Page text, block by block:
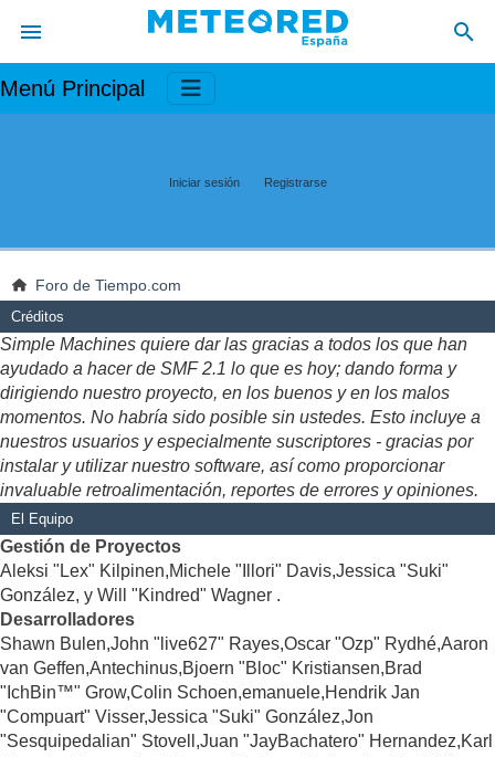
Menú Principal
Iniciar sesión Registrarse
Foro de Tiempo.com
Créditos
Simple Machines quiere dar las gracias a todos los que han
ayudado a hacer de SMF 2.1 lo que es hoy; dando forma y
dirigiendo nuestro proyecto, en los buenos y en los malos
momentos. No habría sido posible sin ustedes. Esto incluye a
nuestros usuarios y especialmente suscriptores - gracias por
instalar y utilizar nuestro software, así como proporcionar
invaluable retroalimentación, reportes de errores y opiniones.
El Equipo
Gestión de Proyectos
Aleksi "Lex" Kilpinen,Michele "Illori" Davis,Jessica "Suki"
González, y Will "Kindred" Wagner .
Desarrolladores
Shawn Bulen,John "live627" Rayes,Oscar "Ozp" Rydhé,Aaron
van Geffen,Antechinus,Bjoern "Bloc" Kristiansen,Brad
"IchBin™" Grow,Colin Schoen,emanuele,Hendrik Jan
"Compuart" Visser,Jessica "Suki" González,Jon
"Sesquipedalian" Stovell,Juan "JayBachatero" Hernandez,Karl